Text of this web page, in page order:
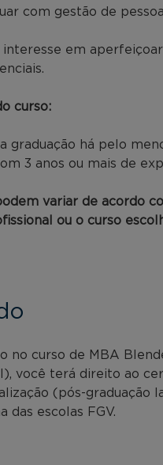
com gestão de
interesse em aperfeiçoar
curso:
graduação há pelo
3 anos ou mais de
variar de acordo
ou o curso
no curso de MBA
você terá direito ao
(pós-graduação
das escolas FGV.